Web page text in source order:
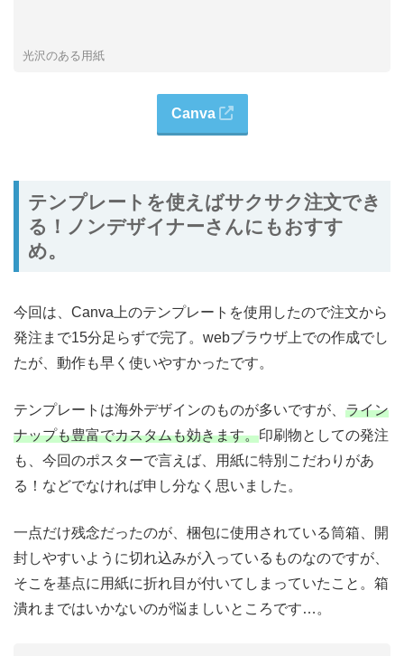
光沢のある用紙
Canva
テンプレートを使えばサクサク注文でき
る！ノンデザイナーさんにもおすす
め。
今回は、Canva上のテンプレートを使用したので注文から
発注まで15分足らずで完了。webブラウザ上での作成でし
たが、動作も早く使いやすかったです。
テンプレートは海外デザインのものが多いですが、 ライン
ナップも豊富でカスタムも効きます。印刷物としての発注
も、今回のポスターで言えば、用紙に特別こだわりがあ
る！などでなければ申し分なく思いました。
一点だけ残念だったのが、梱包に使用されている筒箱、開
封しやすいように切れ込みが入っているものなのですが、
そこを基点に用紙に折れ目が付いてしまっていたこと。箱
潰れまではいかないのが悩ましいところです…。